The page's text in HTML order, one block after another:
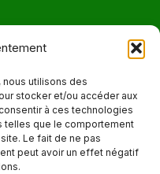
utilisons des
stocker et/ou accéder aux
à ces technologies
telles que le comportement
Le fait de ne pas
peut avoir un effet négatif